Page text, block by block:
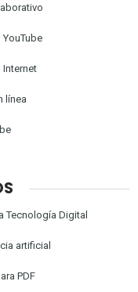
línea
Tecnología Digital
artificial
PDF